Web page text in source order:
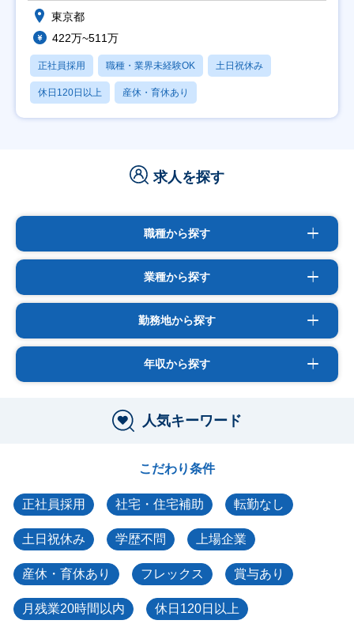
東京都
422万~511万
正社員採用 職種・業界未経験OK 土日祝休み
休日120日以上 産休・育休あり
求人を探す
職種から探す
業種から探す
勤務地から探す
年収から探す
人気キーワード
こだわり条件
正社員採用 社宅・住宅補助 転勤なし
土日祝休み 学歴不問 上場企業
産休・育休あり フレックス 賞与あり
月残業20時間以内 休日120日以上